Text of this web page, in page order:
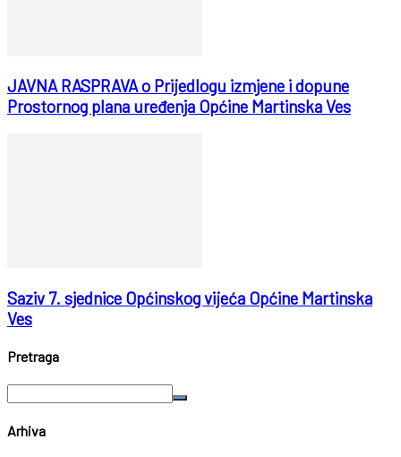
JAVNA RASPRAVA o Prijedlogu izmjene i dopune
Prostornog plana uređenja Općine Martinska Ves
Saziv 7. sjednice Općinskog vijeća Općine Martinska
Ves
Pretraga
Arhiva